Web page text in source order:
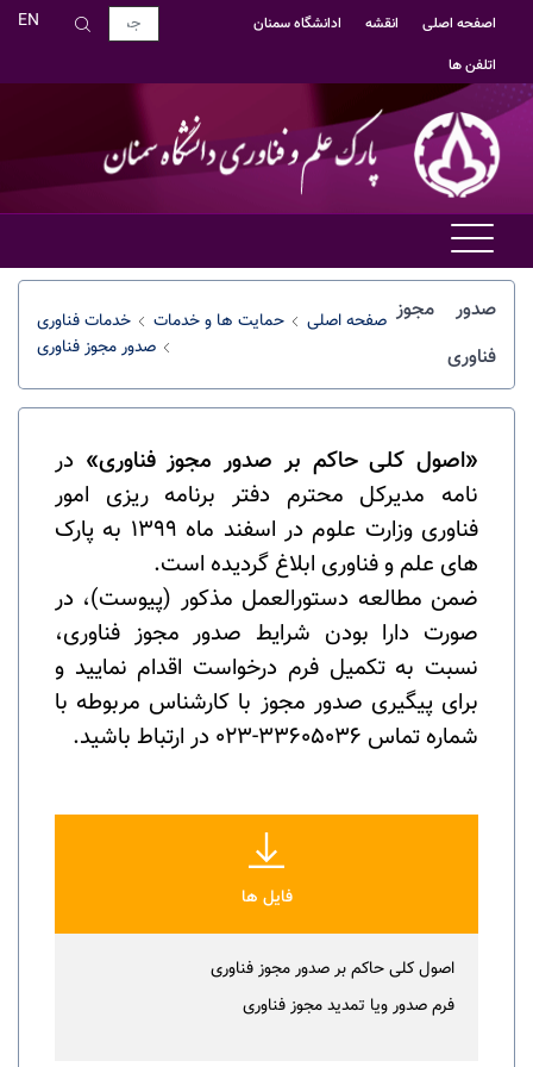
اصفحه اصلی انقشه
ادانشگاه سمنان
اتلفن ها
EN
صدور مجوز
فناوری
صفحه اصلی حمایت ها و خدمات
خدمات فناوری
صدور مجوز فناوری
«اصول کلی حاکم بر صدور مجوز فناوری» در
نامه مدیرکل محترم دفتر برنامه ریزی امور
فناوری وزارت علوم در اسفند ماه 1399 به پارک
های علم و فناوری ابلاغ گردیده است.
ضمن مطالعه دستورالعمل مذکور (پیوست)، در
صورت دارا بودن شرایط صدور مجوز فناوری،
نسبت به تکمیل فرم درخواست اقدام نمایید و
برای پیگیری صدور مجوز با کارشناس مربوطه با
شماره تماس 33605036-023 در ارتباط باشید.
فایل ها
اصول کلی حاکم بر صدور مجوز فناوری
فرم صدور ویا تمدید مجوز فناوری